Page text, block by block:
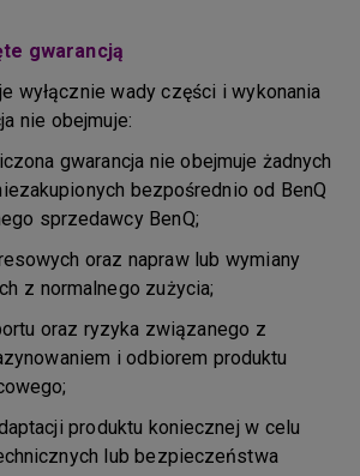
gwarancją
wyłącznie wady części i wykonania
nie obejmuje:
gwarancja nie obejmuje żadnych
bezpośrednio od BenQ
sprzedawcy BenQ;
oraz napraw lub wymiany
z normalnego zużycia;
oraz ryzyka związanego z
i odbiorem produktu
produktu koniecznej w celu
lub bezpieczeństwa